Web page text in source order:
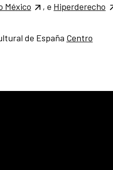
México , e Hiperderecho
de España Centro